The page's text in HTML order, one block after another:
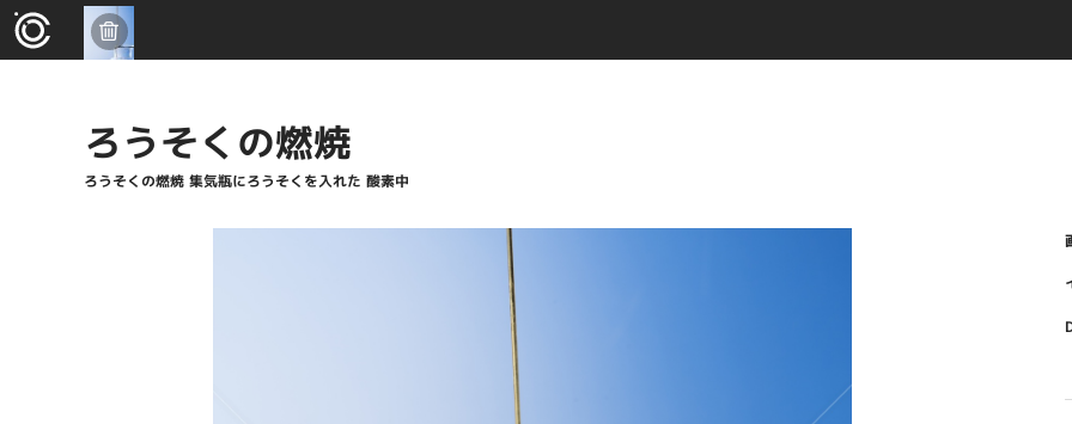
ろうそくの燃焼
ろうそくの燃焼 集気瓶にろうそくを入れた 酸素中